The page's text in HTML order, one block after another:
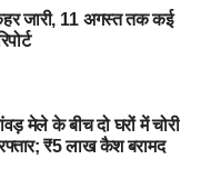
के थलीसैंण ब्लॉक के
नगर के होटल में कुक का
नेगी वकील हैं जो कि
हैं।
जारी, 11 अगस्त तक कई
मेले के बीच दो घरों में चोरी
₹5 लाख कैश बरामद